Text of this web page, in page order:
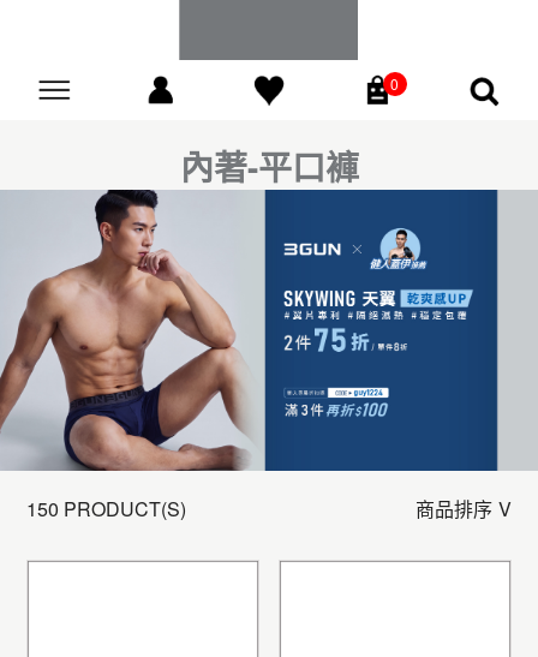
0
內著-平口褲
150 PRODUCT(S) 商品排序